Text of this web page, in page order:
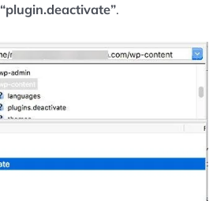
“plugin.deactivate”.